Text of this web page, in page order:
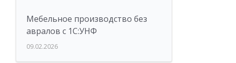
Мебельное производство без
авралов с 1С:УНФ
09.02.2026